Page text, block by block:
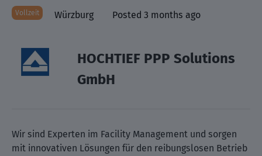
Vollzeit Würzburg Posted 3 months ago
HOCHTIEF PPP Solutions
GmbH
Wir sind Experten im Facility Management und sorgen
mit innovativen Lösungen für den reibungslosen Betrieb